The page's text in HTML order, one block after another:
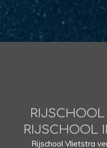
RIJSCHOOL
Rijschool Vlietstra